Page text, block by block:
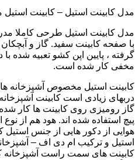
مدل کابینت استیل – کابینت
مدل کابینت استیل طرحی کاملا
با صفحه کابینت سفید. گاز و
گرفته ، پایین اپن کشو تعبیه شده
مخفی کار شده است.
کابینت استیل مخصوص آشپزخانه
دربهای زیادی است کابینت
گاز رومیزی روی کابینت ها کار
پیچ استفاده شده اند. هود هم از
هوایی از دکور هایی از جنس
استیل و ترکیب ام دی اف –
کابینت های سمت راست آشپزخانه